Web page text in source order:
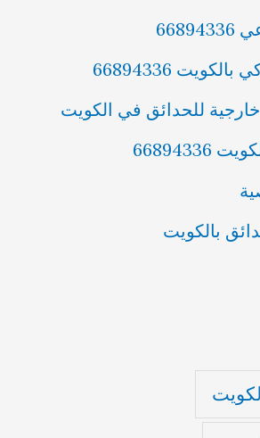
66894336
للحدائق في الكويت
بالكويت